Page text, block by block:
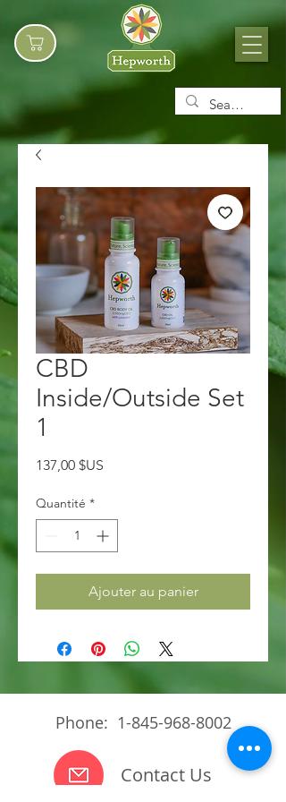
CBD
Inside/Outside Set
1
137,00 $US
Quantité *
Ajouter au panier
Phone: 1-845-968-8002
Contact Us